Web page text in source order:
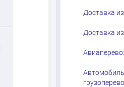
Доставка
Доставка